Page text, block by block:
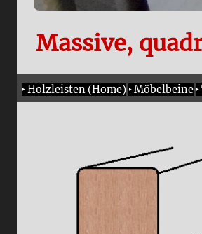
Massive,
‣Holzleisten (Home) ‣Möbelbeine ‣